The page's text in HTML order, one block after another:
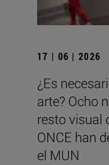
17 | 06 | 2026
¿Es
arte? Ocho
resto visual
ONCE han
el MUN